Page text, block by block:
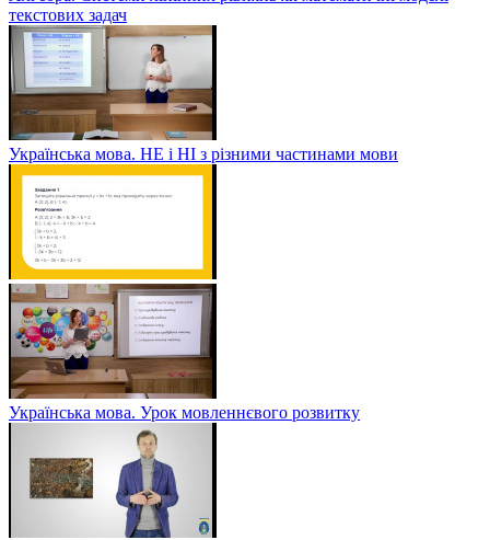
текстових задач
Українська мова. НЕ і НІ з різними частинами мови
Українська мова. Урок мовленнєвого розвитку